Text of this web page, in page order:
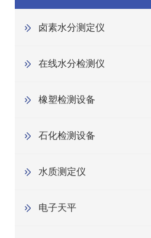
卤素水分测定仪
在线水分检测仪
橡塑检测设备
石化检测设备
水质测定仪
电子天平